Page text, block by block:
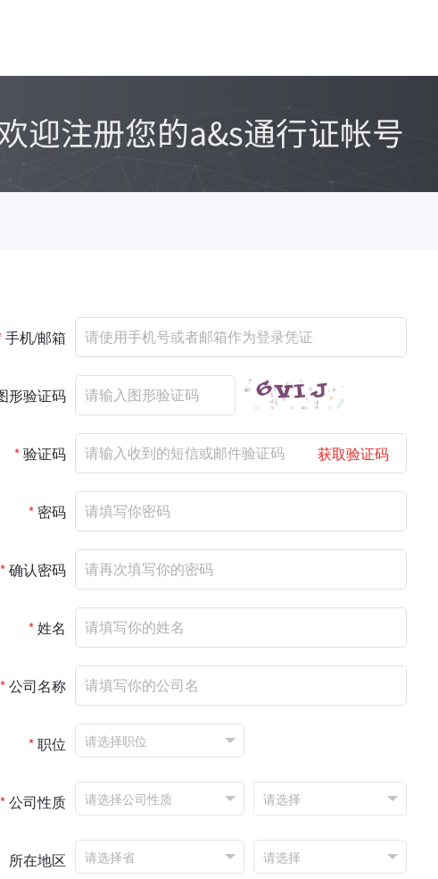
手机/邮箱
形验证码
*验证码 获取验证码
* 密码
*确认密码
*姓名
*公司名称
*职位
*公司性质
所在地区